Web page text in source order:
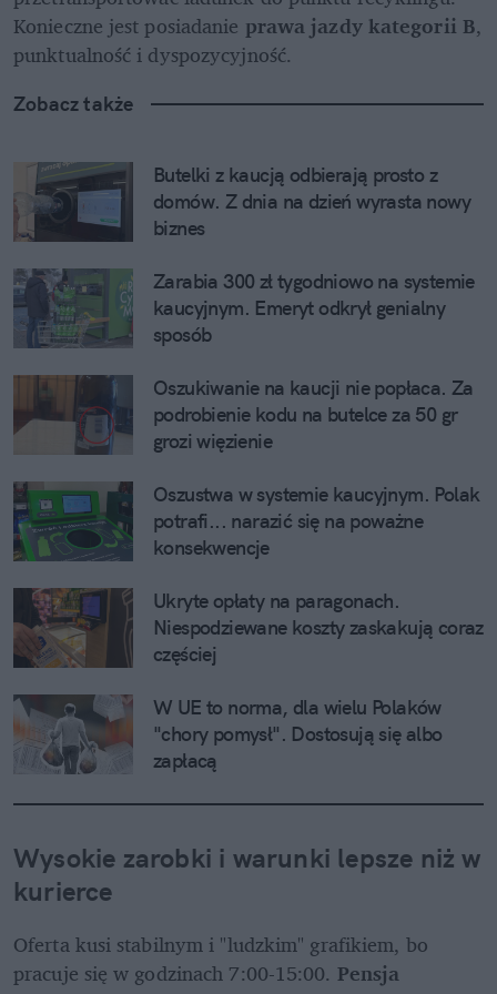
Konieczne jest posiadanie prawa jazdy kategorii B,
punktualność i dyspozycyjność.
Zobacz także
Butelki z kaucją odbierają prosto z
domów. Z dnia na dzień wyrasta nowy
biznes
Zarabia 300 zł tygodniowo na systemie
kaucyjnym. Emeryt odkrył genialny
sposób
Oszukiwanie na kaucji nie popłaca. Za
podrobienie kodu na butelce za 50 gr
grozi więzienie
Oszustwa w systemie kaucyjnym. Polak
potrafi... narazić się na poważne
konsekwencje
Ukryte opłaty na paragonach.
Niespodziewane koszty zaskakują coraz
częściej
W UE to norma, dla wielu Polaków
"chory pomysł". Dostosują się albo
zapłacą
Wysokie zarobki i warunki lepsze niż w
kurierce
Oferta kusi stabilnym i "ludzkim" grafikiem, bo
pracuje się w godzinach 7:00-15:00. Pensja